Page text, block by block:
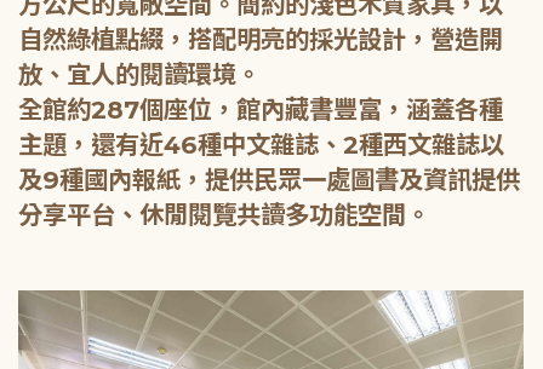
自然綠植點綴，搭配明亮的採光設計，營造開
放、宜人的閱讀環境。
全館約287個座位，館內藏書豐富，涵蓋各種
主題，還有近46種中文雜誌、2種西文雜誌以
及9種國內報紙，提供民眾一處圖書及資訊提供